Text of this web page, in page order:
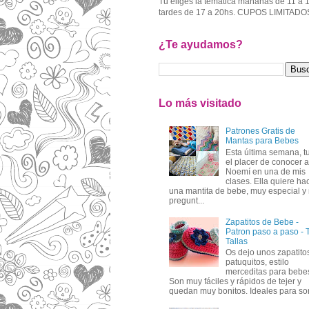
tardes de 17 a 20hs. CUPOS
¿Te ayudamos?
Lo más visitado
Patrones Gratis de
Mantas para Bebes
Esta última semana,
el placer de conocer a
Noemí en una de mis
clases. Ella quiere
una mantita de bebe, muy especial y
pregunt...
Zapatitos de Bebe -
Patron paso a paso -
Tallas
Os dejo unos
patuquitos, estilo
merceditas para
Son muy fáciles y rápidos de tejer y
quedan muy bonitos. Ideales para